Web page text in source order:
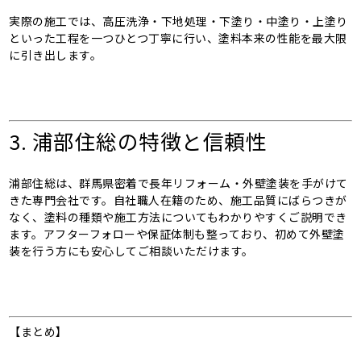
実際の施工では、高圧洗浄・下地処理・下塗り・中塗り・上塗り
といった工程を一つひとつ丁寧に行い、塗料本来の性能を最大限
に引き出します。
3. 浦部住総の特徴と信頼性
浦部住総は、群馬県密着で長年リフォーム・外壁塗装を手がけて
きた専門会社です。自社職人在籍のため、施工品質にばらつきが
なく、塗料の種類や施工方法についてもわかりやすくご説明でき
ます。アフターフォローや保証体制も整っており、初めて外壁塗
装を行う方にも安心してご相談いただけます。
【まとめ】